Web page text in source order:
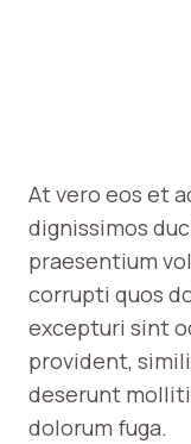
At vero eos et
dignissimos
praesentium
corrupti quos
excepturi sint
provident,
deserunt
dolorum fuga.